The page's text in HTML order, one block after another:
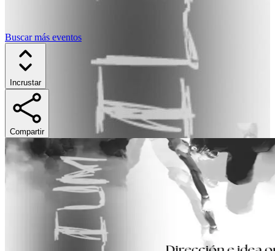
Buscar más eventos
Incrustar
Compartir